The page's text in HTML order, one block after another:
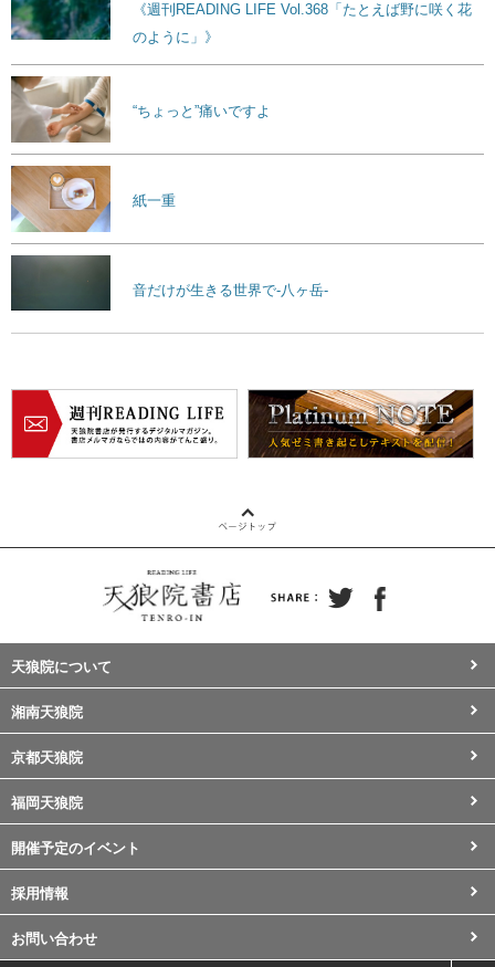
《週刊READING LIFE Vol.368「たとえば野に咲く花
のように」》
“ちょっと”痛いですよ
紙一重
音だけが生きる世界で-八ヶ岳-
天狼院について
湘南天狼院
京都天狼院
福岡天狼院
開催予定のイベント
採用情報
お問い合わせ